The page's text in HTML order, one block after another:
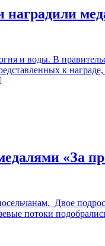
наградили
и воды. В
к
«За
Двое
потоки